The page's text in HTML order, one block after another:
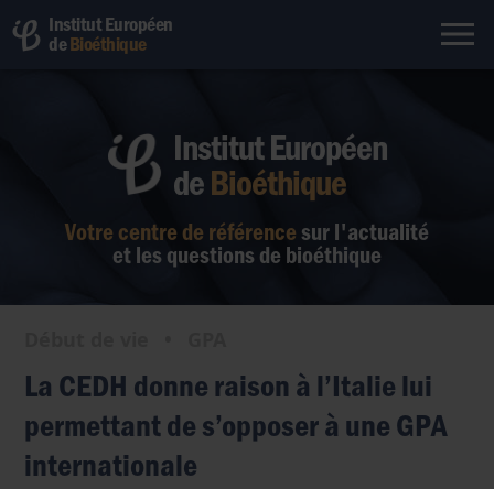
Institut Européen
deBioéthique
Votre centre de référence sur l'actualité
et les questions de bioéthique
Institut Européen
deBioéthique
La CEDH donne raison à l’Italie lui
permettant de s’opposer à une GPA
internationale